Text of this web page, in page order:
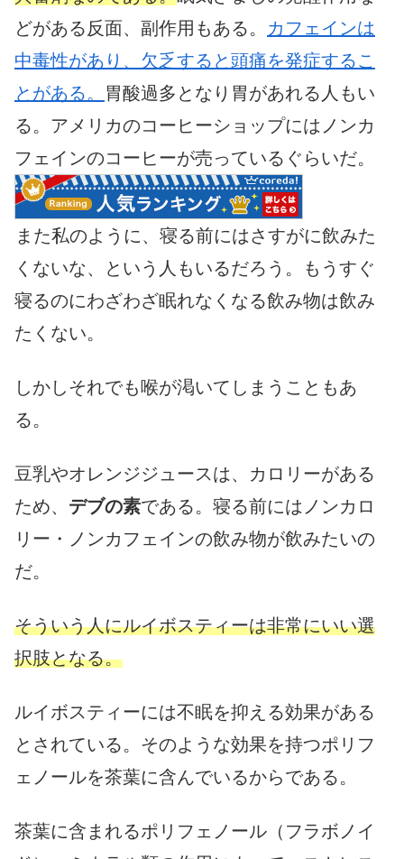
どがある反面、副作用もある。 カフェインは
中毒性があり、欠乏すると頭痛を発症するこ
とがある。 胃酸過多となり胃があれる人もい
る。アメリカのコーヒーショップにはノンカ
フェインのコーヒーが売っているぐらいだ。
また私のように、寝る前にはさすがに飲みた
くないな、という人もいるだろう。もうすぐ
寝るのにわざわざ眠れなくなる飲み物は飲み
たくない。
しかしそれでも喉が渇いてしまうこともあ
る。
豆乳やオレンジジュースは、カロリーがある
ため、 デブの素である。寝る前にはノンカロ
リー・ノンカフェインの飲み物が飲みたいの
だ。
そういう人にルイボスティーは非常にいい選
択肢となる。
ルイボスティーには不眠を抑える効果がある
とされている。そのような効果を持つポリフ
ェノールを茶葉に含んでいるからである。
茶葉に含まれるポリフェノール（フラボノイ